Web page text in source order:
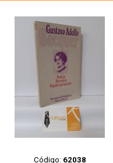
Código: 62038